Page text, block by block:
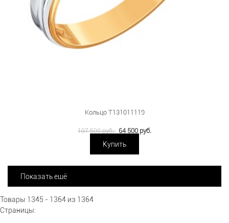
Кольцо Т131011119
107 500 руб. 64 500 руб.
Купить
Показать ещё
Товары 1345 - 1364 из 1364
Страницы: